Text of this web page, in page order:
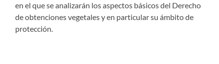
en el que se analizarán los aspectos básicos del Derecho
de obtenciones vegetales y en particular su ámbito de
protección.